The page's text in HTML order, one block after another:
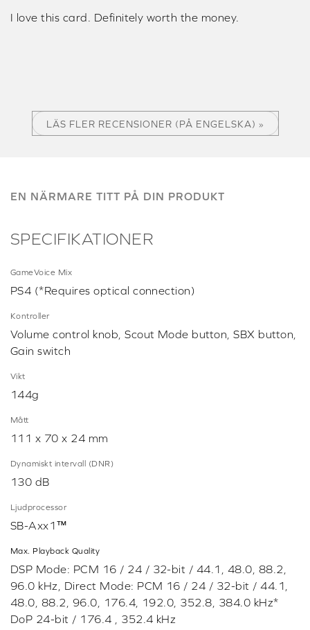
drivers in safe mode. Otherwise ESET will not allow
the drivers to be installed. That is the problem I had
and I really need to give a thumbs up to the support
L. KLUCZYNSKI
I love this card. Definitely worth the money.
GameVoice Mix
PS4 (*Requires optical connection)
Kontroller
Volume control knob, Scout Mode button, SBX button,
Gain switch